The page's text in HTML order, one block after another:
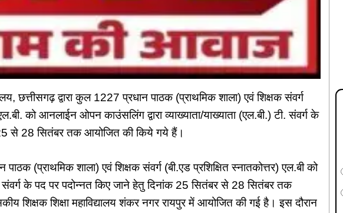
छत्तीसगढ़ द्वारा कुल 1227 प्रधान पाठक (प्राथमिक शाला) एवं शिक्षक संवर्ग
को आनलाईन ओपन काउंसलिंग द्वारा व्याख्याता/याख्याता (एल.बी.) टी. संवर्ग के
से 28 सितंबर तक आयोजित की किये गये हैं।
(प्राथमिक शाला) एवं शिक्षक संवर्ग (बी.एड प्रशिक्षित स्नातकोत्तर) एल.बी को
संवर्ग के पद पर पदोन्नत किए जाने हेतु दिनांक 25 सितंबर से 28 सितंबर तक
शिक्षक शिक्षा महाविद्यालय शंकर नगर रायपुर में आयोजित की गई है। इस दौरान